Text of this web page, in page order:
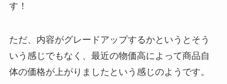
す！
ただ、内容がグレードアップするかというとそう
いう感じでもなく、最近の物価高によって商品自
体の価格が上がりましたという感じのようです。